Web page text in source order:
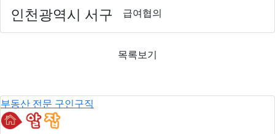
인천광역시 서구 급여협의
목록보기
부동산 전문 구인구직